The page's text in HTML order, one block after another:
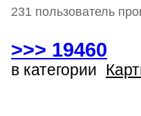
231 пользователь
>>> 19460
в категории